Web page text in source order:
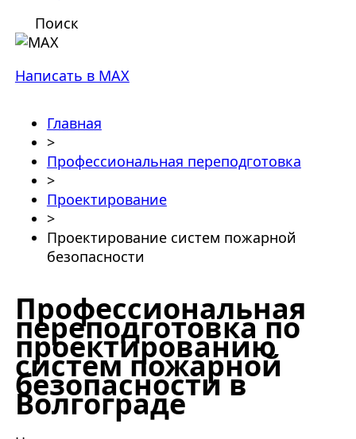
Поиск
Написать в MAX
Главная
>
Профессиональная переподготовка
>
Проектирование
>
Проектирование систем пожарной
безопасности
Профессиональная
переподготовка по
проектированию
систем пожарной
безопасности в
Волгограде